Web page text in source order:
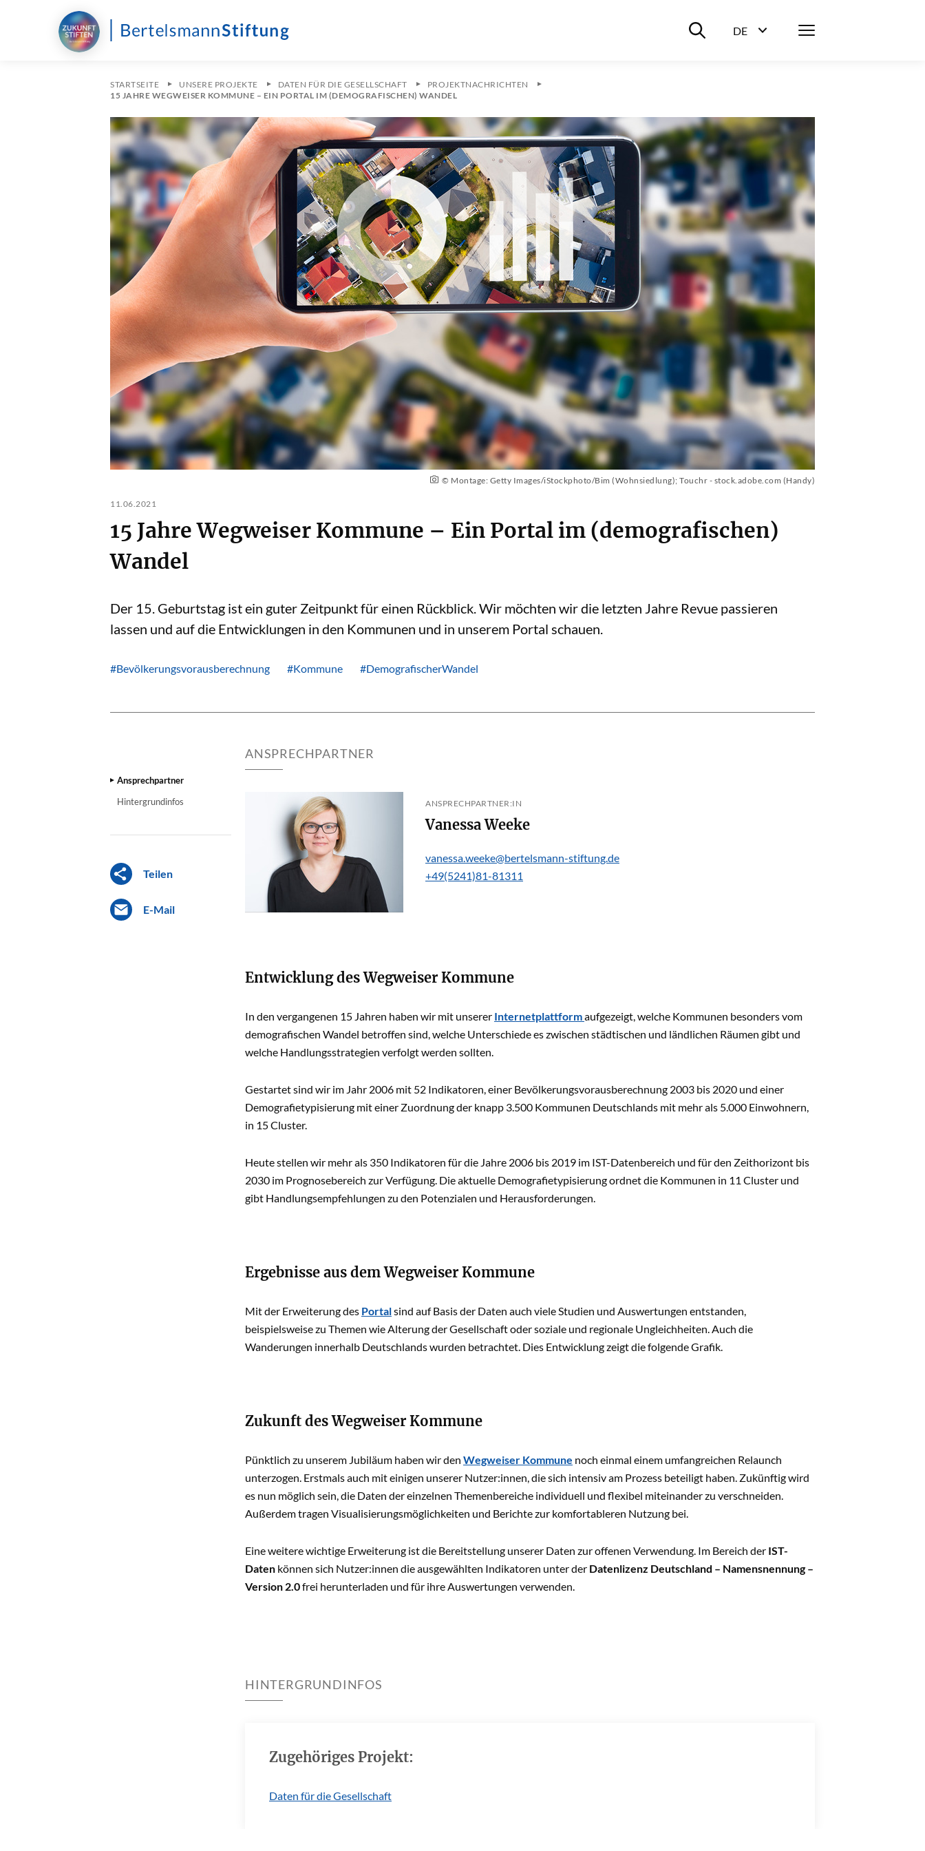
Suche ein-/ausblenden
DE
Menü
STARTSEITE UNSERE PROJEKTE DATEN FÜR DIE GESELLSCHAFT
PROJEKTNACHRICHTEN
15 JAHRE WEGWEISER KOMMUNE – EIN PORTAL IM (DEMOGRAFISCHEN) WANDEL
© Montage: Getty Images/iStockphoto/Bim (Wohnsiedlung); Touchr - stock.adobe.com (Handy)
11.06.2021
15 Jahre Wegweiser Kommune – Ein Portal im (demografischen)
Wandel
Der 15. Geburtstag ist ein guter Zeitpunkt für einen Rückblick. Wir möchten wir die letzten Jahre Revue passieren
lassen und auf die Entwicklungen in den Kommunen und in unserem Portal schauen.
#Bevölkerungsvorausberechnung #Kommune #DemografischerWandel
Ansprechpartner
Hintergrundinfos
Teilen
E-Mail
ANSPRECHPARTNER
ANSPRECHPARTNER:IN
Vanessa Weeke
vanessa.weeke@bertelsmann-stiftung.de
+49(5241)81-81311
Entwicklung des Wegweiser Kommune
In den vergangenen 15 Jahren haben wir mit unserer Internetplattformaufgezeigt, welche Kommunen besonders vom
demografischen Wandel betroffen sind, welche Unterschiede es zwischen städtischen und ländlichen Räumen gibt und
welche Handlungsstrategien verfolgt werden sollten.
Gestartet sind wir im Jahr 2006 mit 52 Indikatoren, einer Bevölkerungsvorausberechnung 2003 bis 2020 und einer
Demografietypisierung mit einer Zuordnung der knapp 3.500 Kommunen Deutschlands mit mehr als 5.000 Einwohnern,
in 15 Cluster.
Heute stellen wir mehr als 350 Indikatoren für die Jahre 2006 bis 2019 im IST-Datenbereich und für den Zeithorizont bis
2030 im Prognosebereich zur Verfügung. Die aktuelle Demografietypisierung ordnet die Kommunen in 11 Cluster und
gibt Handlungsempfehlungen zu den Potenzialen und Herausforderungen.
Ergebnisse aus dem Wegweiser Kommune
Mit der Erweiterung des Portalsind auf Basis der Daten auch viele Studien und Auswertungen entstanden,
beispielsweise zu Themen wie Alterung der Gesellschaft oder soziale und regionale Ungleichheiten. Auch die
Wanderungen innerhalb Deutschlands wurden betrachtet. Dies Entwicklung zeigt die folgende Grafik.
Zukunft des Wegweiser Kommune
Pünktlich zu unserem Jubiläum haben wir den Wegweiser Kommune noch einmal einem umfangreichen Relaunch
unterzogen. Erstmals auch mit einigen unserer Nutzer:innen, die sich intensiv am Prozess beteiligt haben. Zukünftig wird
es nun möglich sein, die Daten der einzelnen Themenbereiche individuell und flexibel miteinander zu verschneiden.
Außerdem tragen Visualisierungsmöglichkeiten und Berichte zur komfortableren Nutzung bei.
Eine weitere wichtige Erweiterung ist die Bereitstellung unserer Daten zur offenen Verwendung. Im Bereich der IST-
Daten können sich Nutzer:innen die ausgewählten Indikatoren unter der Datenlizenz Deutschland – Namensnennung –
Version 2.0frei herunterladen und für ihre Auswertungen verwenden.
HINTERGRUNDINFOS
Zugehöriges Projekt:
Daten für die Gesellschaft